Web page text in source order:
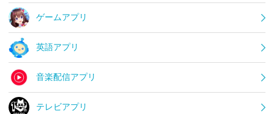
ゲームアプリ
英語アプリ
音楽配信アプリ
テレビアプリ